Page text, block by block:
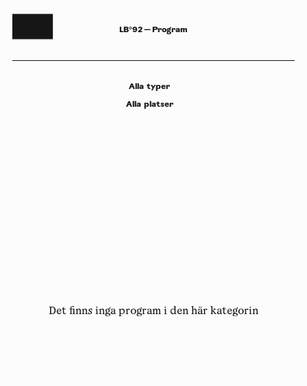
LB°92 — Program
Alla typer
Alla platser
Det finns inga program i den här kategorin